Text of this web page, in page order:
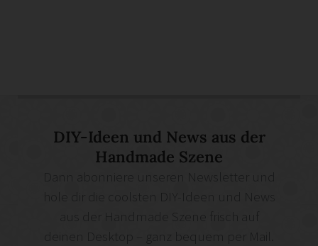
DIY-Ideen und News aus der
Handmade Szene
deinen Desktop – ganz bequem per Mail.